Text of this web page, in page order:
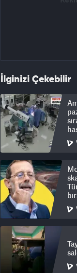
İlginizi Çekebilir